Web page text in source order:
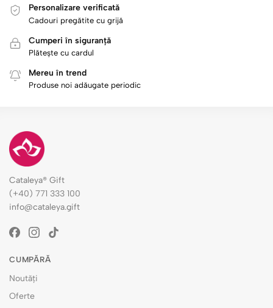
Personalizare verificată
Cadouri pregătite cu grijă
Cumperi în siguranță
Plătește cu cardul
Mereu în trend
Produse noi adăugate periodic
Cataleya® Gift
(+40) 771 333 100
info@cataleya.gift
CUMPĂRĂ
Noutăți
Oferte